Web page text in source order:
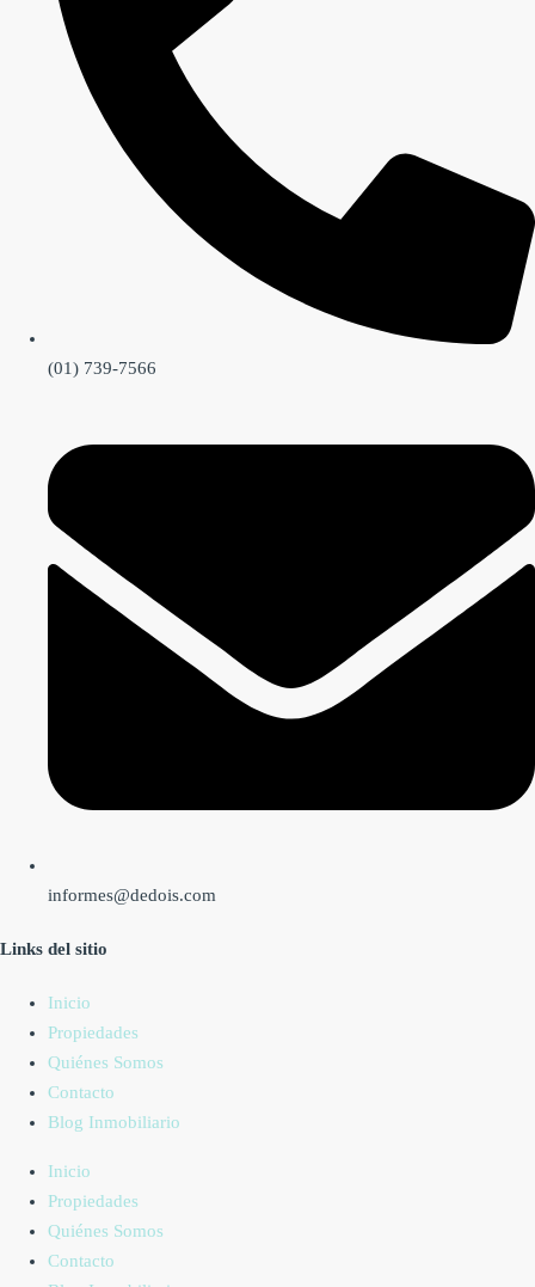
(01) 739-7566
informes@dedois.com
Links del sitio
Inicio
Propiedades
Quiénes Somos
Contacto
Blog Inmobiliario
Inicio
Propiedades
Quiénes Somos
Contacto